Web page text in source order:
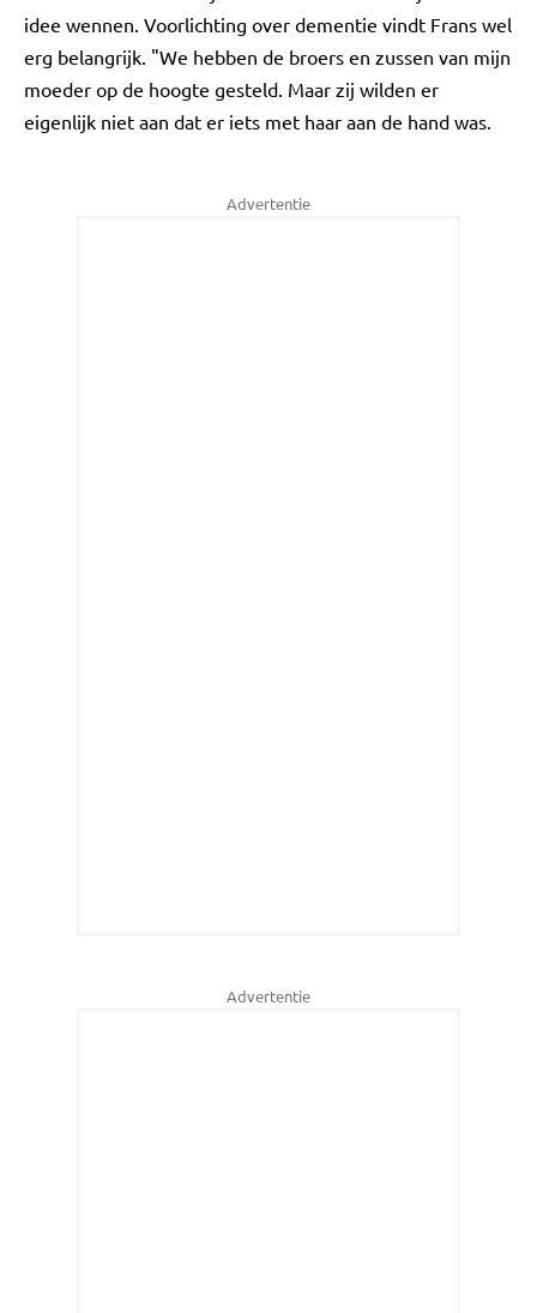
idee wennen. Voorlichting over dementie vindt Frans wel
erg belangrijk. "We hebben de broers en zussen van mijn
moeder op de hoogte gesteld. Maar zij wilden er
eigenlijk niet aan dat er iets met haar aan de hand was.
Advertentie
Advertentie